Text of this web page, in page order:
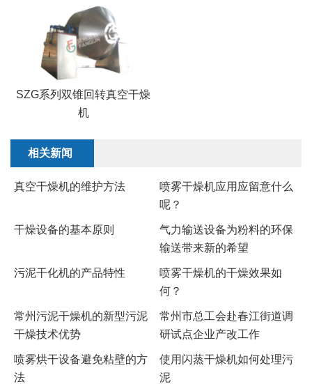
SZG系列双锥回转真空干燥
机
相关新闻
真空干燥机的维护方法
​喷雾干燥机应用应留意什么
呢？
干燥设备的基本原则
气力输送设备为粉料的环保
输送带来新的希望
​污泥干化机的产品特性
喷雾干燥机的干燥效果如
何？
常州污泥干燥机的新型污泥
干燥技术优势
常州市总工会赴春江街道调
研试点企业产改工作
喷雾烘干设备避免粘壁的方
法
使用闪蒸干燥机如何处理污
泥